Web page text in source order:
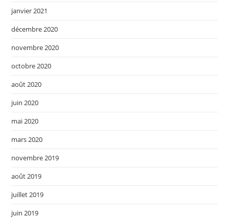
janvier 2021
décembre 2020
novembre 2020
octobre 2020
août 2020
juin 2020
mai 2020
mars 2020
novembre 2019
août 2019
juillet 2019
juin 2019